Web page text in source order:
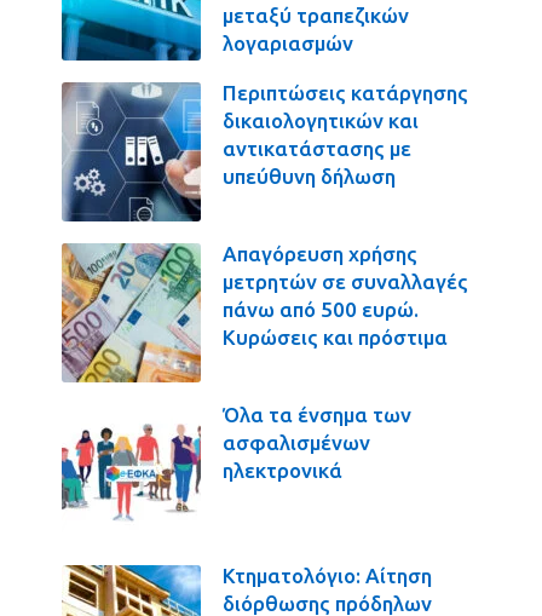
μεταξύ τραπεζικών
λογαριασμών
Περιπτώσεις κατάργησης
δικαιολογητικών και
αντικατάστασης με
υπεύθυνη δήλωση
Απαγόρευση χρήσης
μετρητών σε συναλλαγές
πάνω από 500 ευρώ.
Κυρώσεις και πρόστιμα
Όλα τα ένσημα των
ασφαλισμένων
ηλεκτρονικά
Κτηματολόγιο: Αίτηση
διόρθωσης πρόδηλων